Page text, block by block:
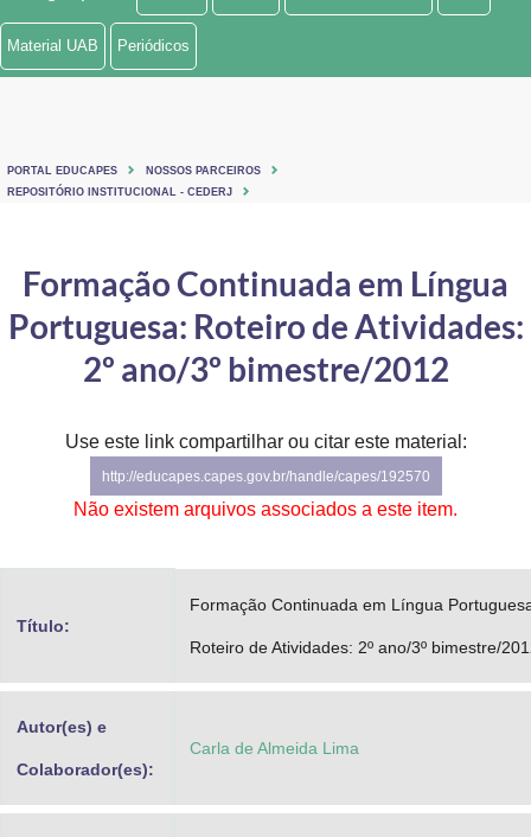
Ministério de Minas e Energia
Ministério do Turismo
Controladoria-Geral da União
Ministério da Mulher, da Família e dos Direitos Humanos
Secretaria de Governo
Gabinete de Segurança Institucional
Material UAB Periódicos
PORTAL EDUCAPES
NOSSOS PARCEIROS
REPOSITÓRIO INSTITUCIONAL - CEDERJ
Formação Continuada em Língua
Portuguesa: Roteiro de Atividades:
2º ano/3º bimestre/2012
Use este link compartilhar ou citar este material:
http://educapes.capes.gov.br/handle/capes/192570
Não existem arquivos associados a este item.
Título:
Formação Continuada em Língua
Roteiro de Atividades: 2º ano/3º bimestre/
Autor(es) e
Colaborador(es):
Carla de Almeida Lima